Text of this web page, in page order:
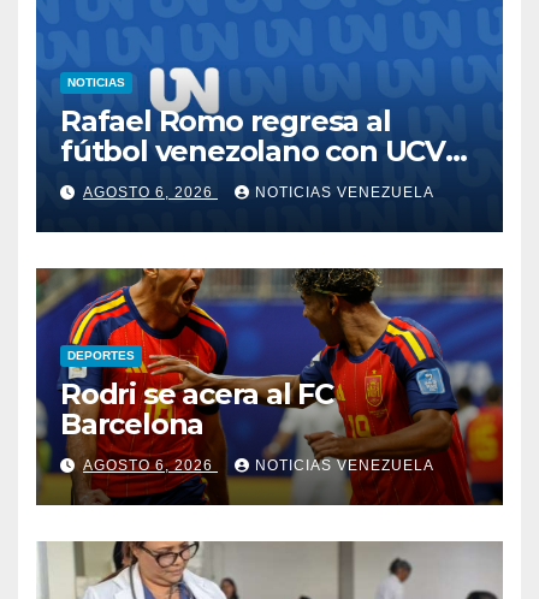
NOTICIAS
Rafael Romo regresa al
fútbol venezolano con UCV
FCAGOSTO 6, 2026 NOTICIAS VENEZUELA
DEPORTES
Rodri se acera al FC
Barcelona
AGOSTO 6, 2026 NOTICIAS VENEZUELA